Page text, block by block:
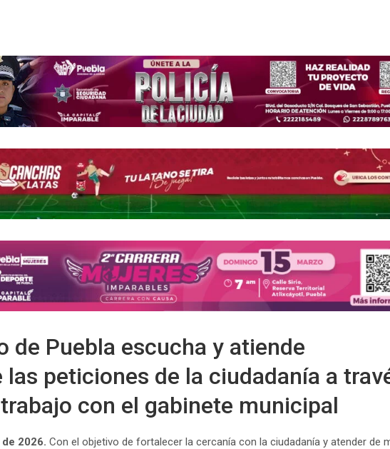
de Puebla escucha y atiende
peticiones de la ciudadanía a
con el gabinete municipal
2026. Con el objetivo de fortalecer la cercanía con la ciudadanía y atender de